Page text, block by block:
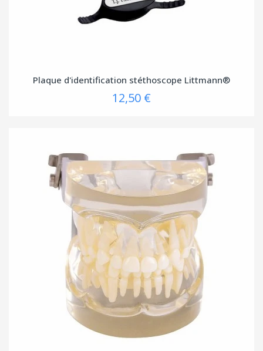
Plaque d'identification stéthoscope Littmann®
12,50 €